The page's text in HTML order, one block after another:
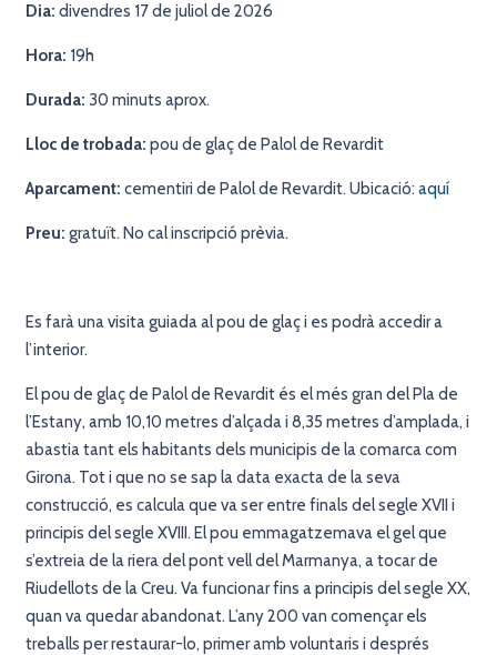
Dia: divendres 17 de juliol de 2026
Hora: 19h
Durada: 30 minuts aprox.
Lloc de trobada: pou de glaç de Palol de Revardit
Aparcament: cementiri de Palol de Revardit. Ubicació: aquí
Preu: gratuït. No cal inscripció prèvia.
Es farà una visita guiada al pou de glaç i es podrà accedir a
l’interior.
El pou de glaç de Palol de Revardit és el més gran del Pla de
l’Estany, amb 10,10 metres d’alçada i 8,35 metres d’amplada, i
abastia tant els habitants dels municipis de la comarca com
Girona. Tot i que no se sap la data exacta de la seva
construcció, es calcula que va ser entre finals del segle XVII i
principis del segle XVIII. El pou emmagatzemava el gel que
s’extreia de la riera del pont vell del Marmanya, a tocar de
Riudellots de la Creu. Va funcionar fins a principis del segle XX,
quan va quedar abandonat. L’any 200 van començar els
treballs per restaurar-lo, primer amb voluntaris i després